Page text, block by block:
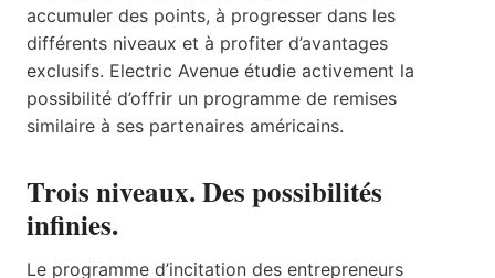
accumuler des points, à progresser dans les
différents niveaux et à profiter d’avantages
exclusifs. Electric Avenue étudie activement la
possibilité d’offrir un programme de remises
similaire à ses partenaires américains.
Trois niveaux. Des possibilités
infinies.
Le programme d’incitation des entrepreneurs